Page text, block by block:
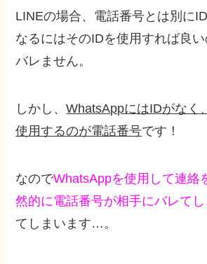
LINEの場合、電話番号とは別に
なるにはそのIDを使用すれば良
バレません。
しかし、WhatsAppにはIDがなく
使用するのが電話番号です！
なのでWhatsAppを使用して連絡
然的に電話番号が相手にバレてし
てしまいます…。